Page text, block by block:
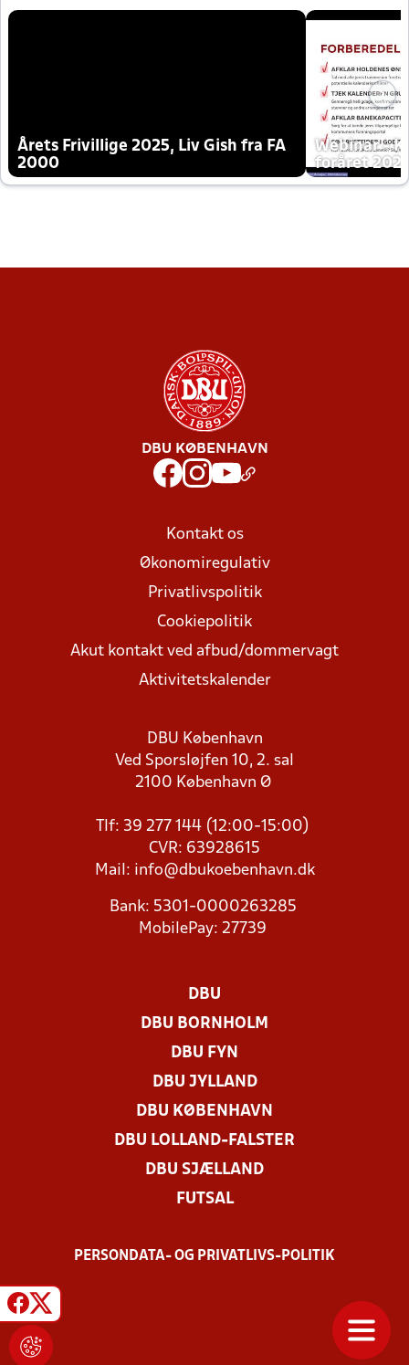
Årets Frivillige 2025, Liv Gish fra FA
2000
Webinar -
foråret
DBU KØBENHAVN
Kontakt os
Økonomiregulativ
Privatlivspolitik
Cookiepolitik
Akut kontakt ved afbud/dommervagt
Aktivitetskalender
DBU København
Ved Sporsløjfen 10, 2. sal
2100 København Ø
Tlf: 39 277 144 (12:00-15:00)
CVR: 63928615
Mail: info@dbukoebenhavn.dk
Bank: 5301-0000263285
MobilePay: 27739
DBU
DBU BORNHOLM
DBU FYN
DBU JYLLAND
DBU KØBENHAVN
DBU LOLLAND-FALSTER
DBU SJÆLLAND
FUTSAL
PERSONDATA- OG PRIVATLIVS-POLITIK